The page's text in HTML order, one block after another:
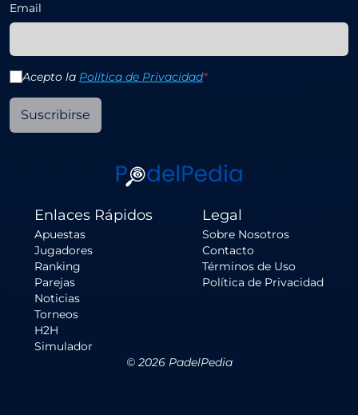
Email
Acepto la Política de Privacidad*
Suscribirse
Enlaces Rápidos
Apuestas
Jugadores
Ranking
Parejas
Noticias
Torneos
H2H
Simulador
Legal
Sobre Nosotros
Contacto
Términos de Uso
Política de Privacidad
© 2026PadelPedia